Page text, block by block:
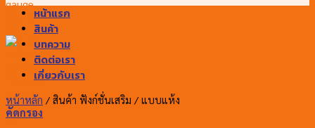
หน้าแรก
สินค้า
บทความ
ติดต่อเรา
เกี่ยวกับเรา
หน้าหลัก / สินค้า ฟังก์ชั่นเสริม / แบบแห้ง
คัดกรอง